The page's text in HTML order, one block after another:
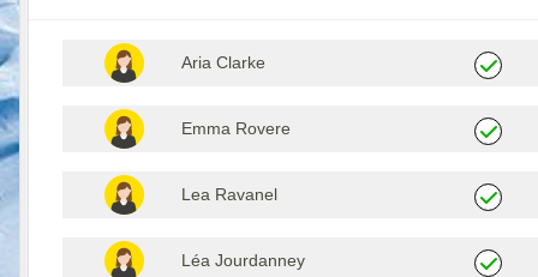
Aria Clarke
Emma Rovere
Lea Ravanel
Léa Jourdanney